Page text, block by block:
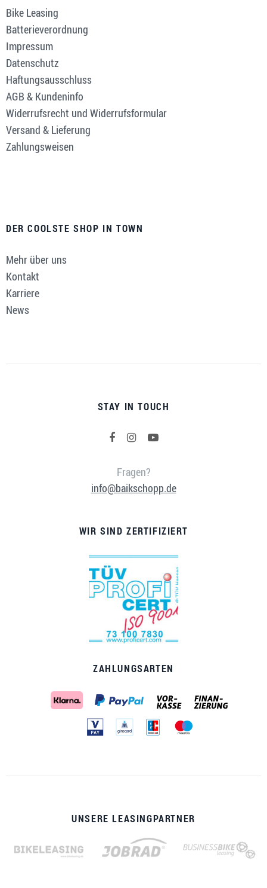
Bike Leasing
Batterieverordnung
Impressum
Datenschutz
Haftungsausschluss
AGB & Kundeninfo
Widerrufsrecht und Widerrufsformular
Versand & Lieferung
Zahlungsweisen
DER COOLSTE SHOP IN TOWN
Mehr über uns
Kontakt
Karriere
News
STAY IN TOUCH
Fragen?
info@baikschopp.de
WIR SIND ZERTIFIZIERT
ZAHLUNGSARTEN
UNSERE LEASINGPARTNER